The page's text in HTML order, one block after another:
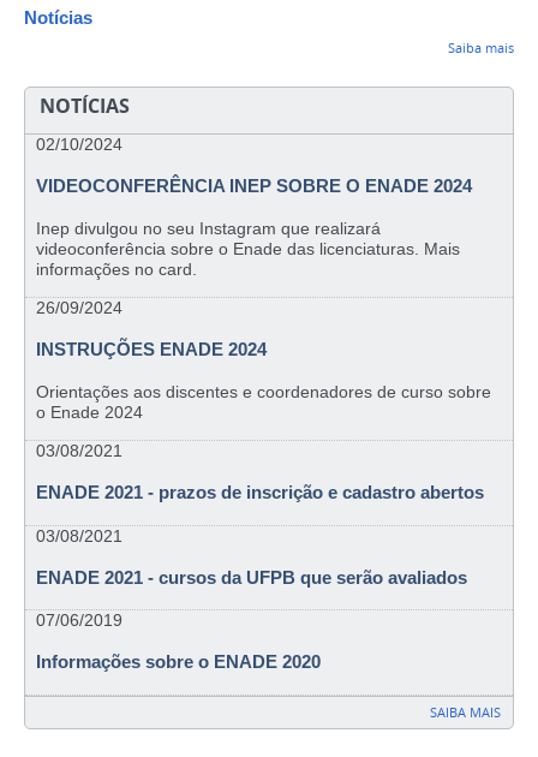
Notícias
Saiba mais
NOTÍCIAS
02/10/2024
VIDEOCONFERÊNCIA INEP SOBRE O ENADE 2024
Inep divulgou no seu Instagram que realizará
videoconferência sobre o Enade das licenciaturas. Mais
informações no card.
26/09/2024
INSTRUÇÕES ENADE 2024
Orientações aos discentes e coordenadores de curso sobre
o Enade 2024
03/08/2021
ENADE 2021 - prazos de inscrição e cadastro abertos
03/08/2021
ENADE 2021 - cursos da UFPB que serão avaliados
07/06/2019
Informações sobre o ENADE 2020
SAIBA MAIS